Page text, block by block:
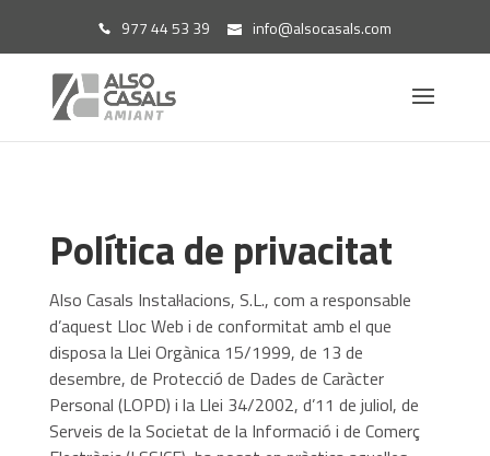
977 44 53 39 info@alsocasals.com
Política de privacitat
Also Casals Instal·lacions, S.L., com a responsable
d’aquest Lloc Web i de conformitat amb el que
disposa la Llei Orgànica 15/1999, de 13 de
desembre, de Protecció de Dades de Caràcter
Personal (LOPD) i la Llei 34/2002, d’11 de juliol, de
Serveis de la Societat de la Informació i de Comerç